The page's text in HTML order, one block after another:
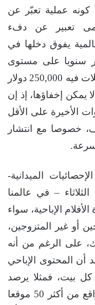
عملية تعبّر عن
تعبير عن دفء
يفوق دخلها في
مليار دولار سنويا على مستوى
العالم(2)، ويبلغ راتب إحدى العاملات فيه 250,000 دولار
لا يمكن إخفاؤها، إذ إن
الأخيرة على الأقل
خصوصا مع انتشار
الميدانية-
– في عالمنا
الإباحية، سواء
أو غير المتزوجين،
على الرغم من أنه
المحتوى الإباحي
بيت، فمثلا يرصد
موقع “أليكسا” (Alexa) أن 4 مواقع من أكثر 50 موقعا